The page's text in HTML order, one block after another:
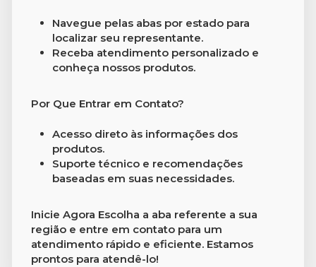
Navegue pelas abas por estado para
localizar seu representante.
Receba atendimento personalizado e
conheça nossos produtos.
Por Que Entrar em Contato?
Acesso direto às informações dos
produtos.
Suporte técnico e recomendações
baseadas em suas necessidades.
Inicie Agora Escolha a aba referente a sua
região e entre em contato para um
atendimento rápido e eficiente. Estamos
prontos para atendê-lo!